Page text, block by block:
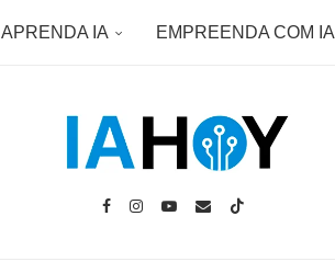
APRENDA IA EMPREENDA COM IA